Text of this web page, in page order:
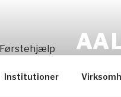
Institutioner